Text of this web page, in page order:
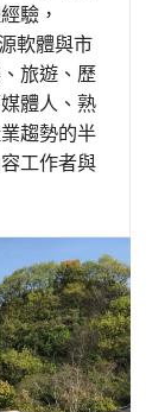
驗，
軟體與市
旅遊、歷
體人、熟
趨勢的半
工作者與